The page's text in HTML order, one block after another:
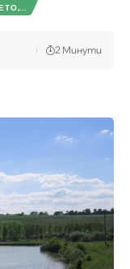
2 Минути